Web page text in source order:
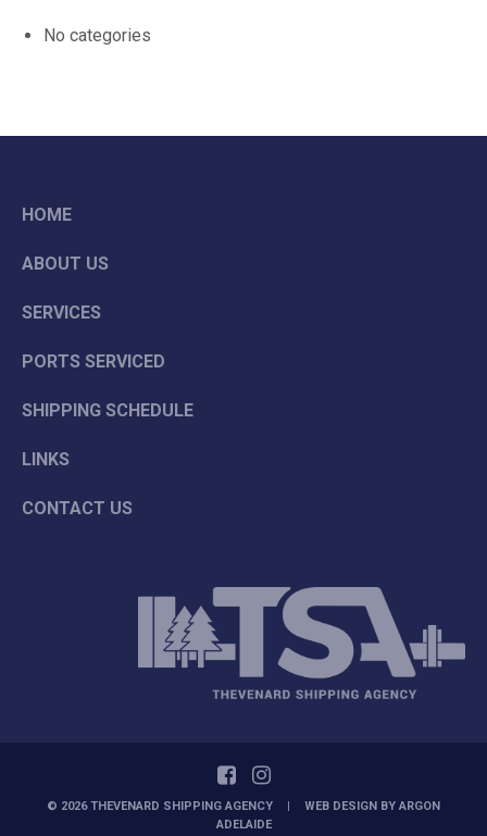
No categories
HOME
ABOUT US
SERVICES
PORTS SERVICED
SHIPPING SCHEDULE
LINKS
CONTACT US
© 2026 THEVENARD SHIPPING AGENCY WEB DESIGN BYARGON
ADELAIDE